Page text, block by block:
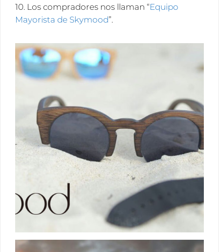
10. Los compradores nos llaman “Equipo
Mayorista de Skymood”.
LEER MAS
Solicitar presupuesto
[yith_ywraq_request_quote]
LEER MAS